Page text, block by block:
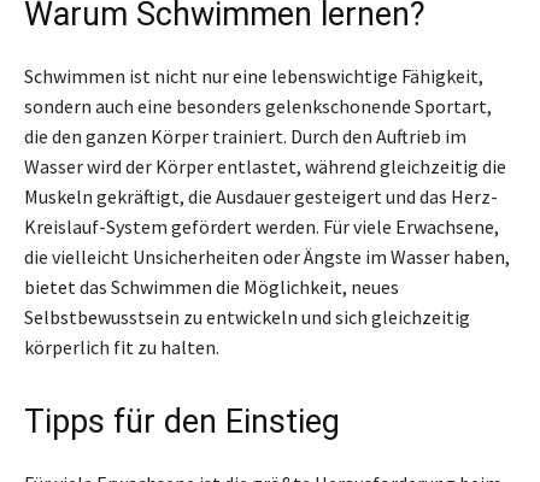
Warum Schwimmen lernen?
Schwimmen ist nicht nur eine lebenswichtige Fähigkeit,
sondern auch eine besonders gelenkschonende Sportart,
die den ganzen Körper trainiert. Durch den Auftrieb im
Wasser wird der Körper entlastet, während gleichzeitig die
Muskeln gekräftigt, die Ausdauer gesteigert und das Herz-
Kreislauf-System gefördert werden. Für viele Erwachsene,
die vielleicht Unsicherheiten oder Ängste im Wasser haben,
bietet das Schwimmen die Möglichkeit, neues
Selbstbewusstsein zu entwickeln und sich gleichzeitig
körperlich fit zu halten.
Tipps für den Einstieg